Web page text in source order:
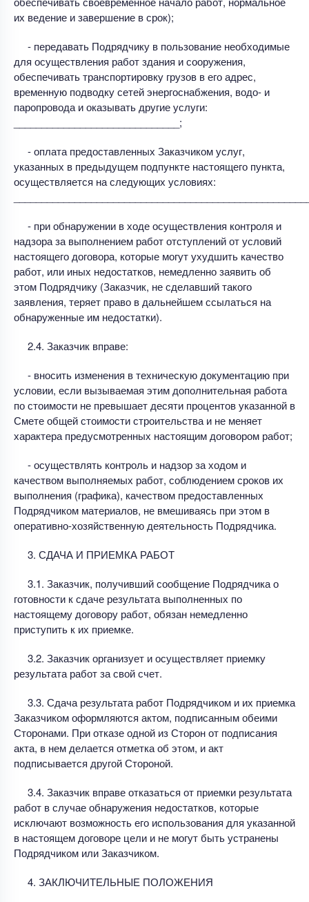
их ведение и завершение в срок);
- передавать Подрядчику в пользование необходимые
для осуществления работ здания и сооружения,
обеспечивать транспортировку грузов в его адрес,
временную подводку сетей энергоснабжения, водо- и
паропровода и оказывать другие услуги:
______________________________;
- оплата предоставленных Заказчиком услуг,
указанных в предыдущем подпункте настоящего пункта,
осуществляется на следующих условиях:
- при обнаружении в ходе осуществления контроля и
надзора за выполнением работ отступлений от условий
настоящего договора, которые могут ухудшить качество
работ, или иных недостатков, немедленно заявить об
этом Подрядчику (Заказчик, не сделавший такого
заявления, теряет право в дальнейшем ссылаться на
обнаруженные им недостатки).
2.4. Заказчик вправе:
- вносить изменения в техническую документацию при
условии, если вызываемая этим дополнительная работа
по стоимости не превышает десяти процентов указанной в
Смете общей стоимости строительства и не меняет
характера предусмотренных настоящим договором работ;
- осуществлять контроль и надзор за ходом и
качеством выполняемых работ, соблюдением сроков их
выполнения (графика), качеством предоставленных
Подрядчиком материалов, не вмешиваясь при этом в
оперативно-хозяйственную деятельность Подрядчика.
3. СДАЧА И ПРИЕМКА РАБОТ
3.1. Заказчик, получивший сообщение Подрядчика о
готовности к сдаче результата выполненных по
настоящему договору работ, обязан немедленно
приступить к их приемке.
3.2. Заказчик организует и осуществляет приемку
результата работ за свой счет.
3.3. Сдача результата работ Подрядчиком и их приемка
Заказчиком оформляются актом, подписанным обеими
Сторонами. При отказе одной из Сторон от подписания
акта, в нем делается отметка об этом, и акт
подписывается другой Стороной.
3.4. Заказчик вправе отказаться от приемки результата
работ в случае обнаружения недостатков, которые
исключают возможность его использования для указанной
в настоящем договоре цели и не могут быть устранены
Подрядчиком или Заказчиком.
4. ЗАКЛЮЧИТЕЛЬНЫЕ ПОЛОЖЕНИЯ